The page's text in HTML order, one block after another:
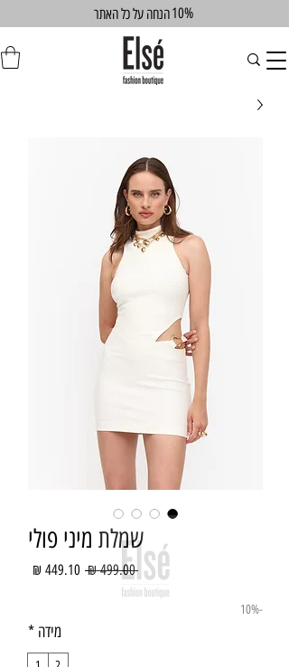
הנחה על כל האתר10%
שמלת מיני פולי
‏499.00 ‏₪
מחיר
-10%
מידה *